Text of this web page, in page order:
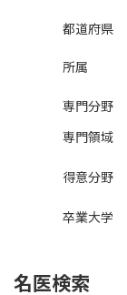
都道府県
所属
専門分野
専門領域
得意分野
卒業大学
名医検索